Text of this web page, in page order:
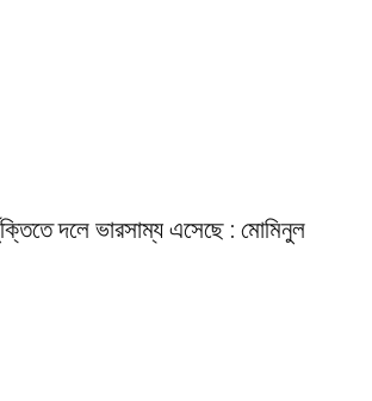
দলে ভারসাম্য এসেছে : মোমিনুল